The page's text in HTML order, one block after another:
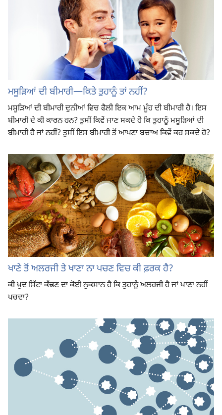
ਮਸੂੜਿਆਂ ਦੀ ਬੀਮਾਰੀ​—ਕਿਤੇ ਤੁਹਾਨੂੰ ਤਾਂ ਨਹੀਂ?
ਮਸੂੜਿਆਂ ਦੀ ਬੀਮਾਰੀ ਦੁਨੀਆਂ ਵਿਚ ਫੈਲੀ ਇਕ ਆਮ ਮੂੰਹ ਦੀ ਬੀਮਾਰੀ ਹੈ। ਇਸ
ਬੀਮਾਰੀ ਦੇ ਕੀ ਕਾਰਨ ਹਨ? ਤੁਸੀਂ ਕਿਵੇਂ ਜਾਣ ਸਕਦੇ ਹੋ ਕਿ ਤੁਹਾਨੂੰ ਮਸੂੜਿਆਂ ਦੀ
ਬੀਮਾਰੀ ਹੈ ਜਾਂ ਨਹੀਂ? ਤੁਸੀਂ ਇਸ ਬੀਮਾਰੀ ਤੋਂ ਆਪਣਾ ਬਚਾਅ ਕਿਵੇਂ ਕਰ ਸਕਦੇ ਹੋ?
ਖਾਣੇ ਤੋਂ ਅਲਰਜੀ ਤੇ ਖਾਣਾ ਨਾ ਪਚਣ ਵਿਚ ਕੀ ਫ਼ਰਕ ਹੈ?
ਕੀ ਖ਼ੁਦ ਸਿੱਟਾ ਕੱਢਣ ਦਾ ਕੋਈ ਨੁਕਸਾਨ ਹੈ ਕਿ ਤੁਹਾਨੂੰ ਅਲਰਜੀ ਹੈ ਜਾਂ ਖਾਣਾ ਨਹੀਂ
ਪਚਦਾ?